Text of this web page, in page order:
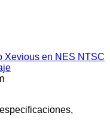
Xevious en NES NTSC